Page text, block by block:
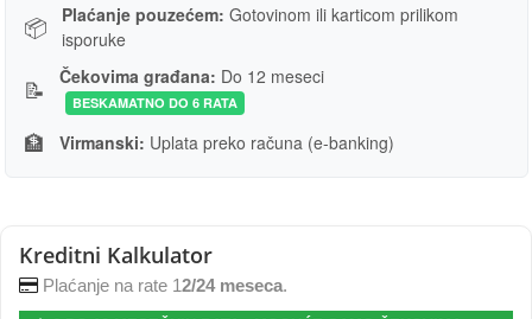
📦 Plaćanje pouzećem: Gotovinom ili karticom prilikom
isporuke
📝 Čekovima građana: Do 12 meseci
BESKAMATNO DO 6 RATA
🏦 Virmanski: Uplata preko računa (e-banking)
Kreditni Kalkulator
Plaćanje na rate 12/24 meseca.